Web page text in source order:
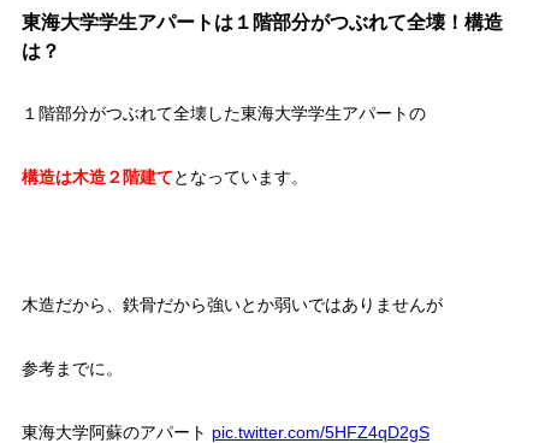
東海大学学生アパートは１階部分がつぶれて全壊！構造
は？
１階部分がつぶれて全壊した東海大学学生アパートの
構造は木造２階建てとなっています。
木造だから、鉄骨だから強いとか弱いではありませんが
参考までに。
東海大学阿蘇のアパート pic.twitter.com/5HFZ4qD2gS